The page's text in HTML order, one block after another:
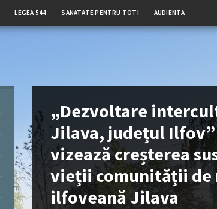
LEGEA 544 SANATATE PENTRU TOTI AUDIENTA
„Dezvoltare
Jilava, județul
vizează creșterea
vieții comunității de
ilfoveană Jilava